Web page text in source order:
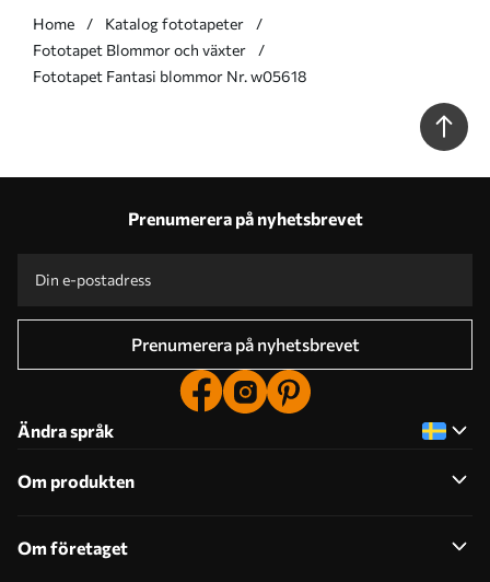
Home
Katalog fototapeter
Fototapet Blommor och växter
Fototapet Fantasi blommor Nr. w05618
Prenumerera på nyhetsbrevet
Prenumerera på nyhetsbrevet
Ändra språk
Om produkten
Om företaget